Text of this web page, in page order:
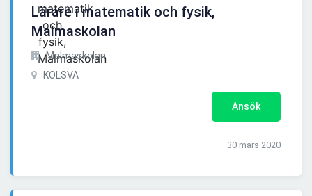
Lärare i matematik och fysik,
Malmaskolan
Malmaskolan
KOLSVA
Ansök
30 mars 2020